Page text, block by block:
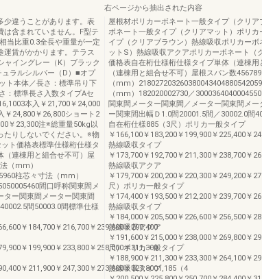
少違うことがあります。表
含まれていません。F型テ
当比重0.3全長や重量が一定
運賃がかかります。テラス
ャイングレー（K）ブラック
ュラルシルバー（D）■オプ
ト本体／長さ：標準吊り下
：標準長さ入数タイプAセ
本入￥21,700￥24,000
￥24,800￥26,800ショート2
￥23,300注※総重量50kg以
たりしないでください。※物
ト価格表標準仕様桁仕様タ
（連棟用と組合せ不可）屋
（mm）
柱芯々寸法（mm）
間口呼称関東間メ
ター関東間メーター関東間
間50003.0間標準仕様
￥184,700￥216,700￥239,000￥290,400
￥199,900￥233,800￥258,000￥311,300
￥211,900￥247,300￥273,000￥327,8001,185（4
右ページから抽出された内容
屋根材ポリカーボネート一般タイプ（クリア
ボネート一般タイプ（クリアマット）ポリカ
イプ（クリアブラウン）熱線吸収ポリカーボ
ットS）熱線吸収アクアポリカーボネート（
価格表自在桁仕様桁仕様タイプ単体（連棟用
（連棟用と組合せ不可）屋根スパン数
（mm）
（mm）182020002730／
関東間メーター関東間／メーター関東間メー
ー関東間出幅Ｄ1.0間20001.5間／30002.0間
自在桁仕様885（3尺）ポリカ一般タイプ
￥166,100￥183,200￥199,900￥225,400￥
熱線吸収タイプ
￥173,700￥192,700￥211,300￥238,700￥
熱線吸収アクア
￥179,700￥200,200￥220,300￥249,200￥
尺）ポリカ一般タイプ
￥174,400￥193,500￥212,200￥239,700￥
熱線吸収タイプ
￥184,000￥205,500￥226,600￥256,500￥
熱線吸収アクア
￥191,600￥215,000￥238,000￥269,800￥
尺）ポリカ一般タイプ
￥188,900￥211,300￥233,300￥264,100￥
熱線吸収タイプ